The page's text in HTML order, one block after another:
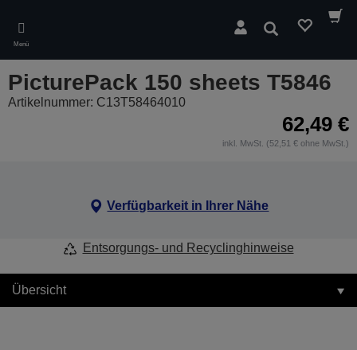
main
content
Menü
Suchen
PicturePack 150 sheets T5846
Artikelnummer: C13T58464010
62,49 €
inkl. MwSt. (52,51 € ohne MwSt.)
Verfügbarkeit in Ihrer Nähe
Entsorgungs- und Recyclinghinweise
Übersicht